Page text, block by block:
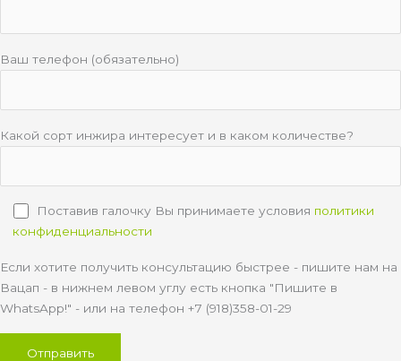
Ваш телефон (обязательно)
Какой сорт инжира интересует и в каком количестве?
Поставив галочку Вы принимаете условия политики
конфиденциальности
Если хотите получить консультацию быстрее - пишите нам на
Вацап - в нижнем левом углу есть кнопка "Пишите в
WhatsApp!" - или на телефон +7 (918)358-01-29